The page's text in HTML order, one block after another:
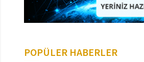
POPÜLER HABERLER